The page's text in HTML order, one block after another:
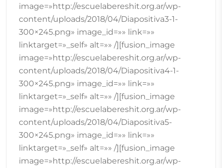
image=»http://escuelabereshit.org.ar/wp-
content/uploads/2018/04/Diapositiva3-1-
300×245.png» image_id=»» link=»»
linktarget=»_self» alt=»» /][fusion_image
image=»http://escuelabereshit.org.ar/wp-
content/uploads/2018/04/Diapositiva4-1-
300×245.png» image_id=»» link=»»
linktarget=»_self» alt=»» /][fusion_image
image=»http://escuelabereshit.org.ar/wp-
content/uploads/2018/04/Diapositiva5-
300×245.png» image_id=»» link=»»
linktarget=»_self» alt=»» /][fusion_image
image=»http://escuelabereshit.org.ar/wp-